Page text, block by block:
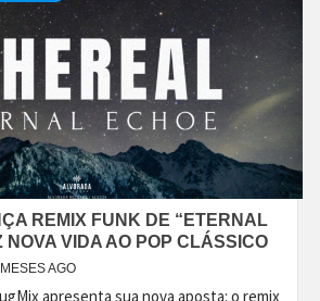
REMIX FUNK DE “ETERNAL
NOVA VIDA AO POP CLÁSSICO
AGO
apresenta sua nova aposta: o remix